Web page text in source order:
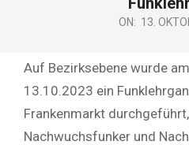
ON: 13.
Auf Bezirksebene wurde
13.10.2023 ein
Frankenmarkt
Nachwuchsfunker und